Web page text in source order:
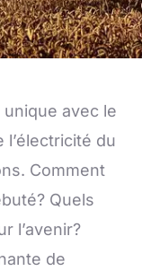
avec le
du
Comment
Quels
l’avenir?
de